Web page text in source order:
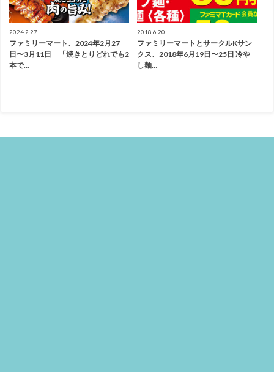
2024.2.27
ファミリーマート、2024年2月27
日〜3月11日 「焼きとりどれでも2
本で…
2018.6.20
ファミリーマートとサークルKサン
クス、2018年6月19日〜25日 冷や
し麺…